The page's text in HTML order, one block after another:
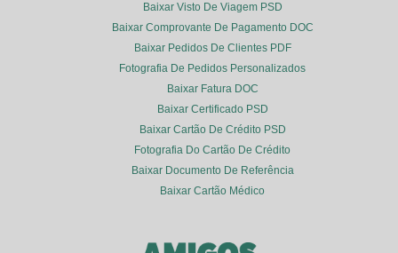
Baixar Visto De Viagem PSD
Baixar Comprovante De Pagamento DOC
Baixar Pedidos De Clientes PDF
Fotografia De Pedidos Personalizados
Baixar Fatura DOC
Baixar Certificado PSD
Baixar Cartão De Crédito PSD
Fotografia Do Cartão De Crédito
Baixar Documento De Referência
Baixar Cartão Médico